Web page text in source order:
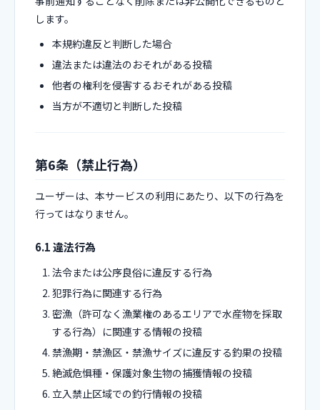
します。
本規約違反と判断した場合
違法または違法のおそれがある投稿
他者の権利を侵害するおそれがある投稿
当方が不適切と判断した投稿
第6条（禁止行為）
ユーザーは、本サービスの利用にあたり、以下の行為を
行ってはなりません。
6.1 違法行為
法令または公序良俗に違反する行為
犯罪行為に関連する行為
密漁（許可なく漁業権のあるエリアで水産物を採取
する行為）に関連する情報の投稿
禁漁期・禁漁区・禁漁サイズに違反する釣果の投稿
絶滅危惧種・保護対象生物の捕獲情報の投稿
立入禁止区域での釣行情報の投稿